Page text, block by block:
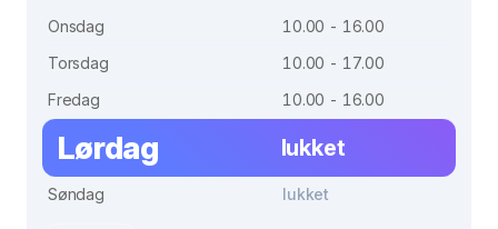
Onsdag
10.00 - 16.00
Torsdag
10.00 - 17.00
Fredag
10.00 - 16.00
Lørdag lukket
Søndag lukket